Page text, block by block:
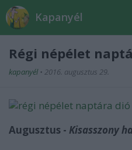
Kapanyél
Régi népélet
kapanyél • 2016. augusztus 29.
Augusztus - Kisasszony